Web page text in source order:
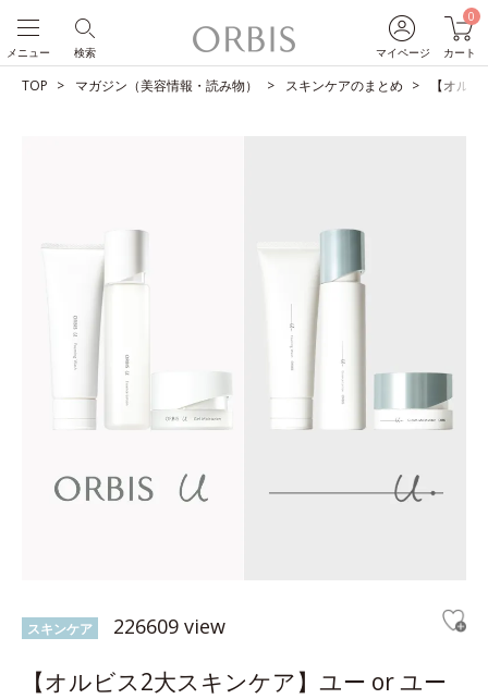
マイページ
0
カート
検索
メニュー
TOP マガジン（美容情報・読み物） スキンケアのまとめ 【オル
スキンケア 226609 view
【オルビス2大スキンケア】ユー or ユー